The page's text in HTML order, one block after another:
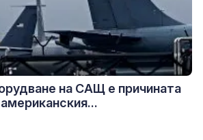
на САЩ е причината